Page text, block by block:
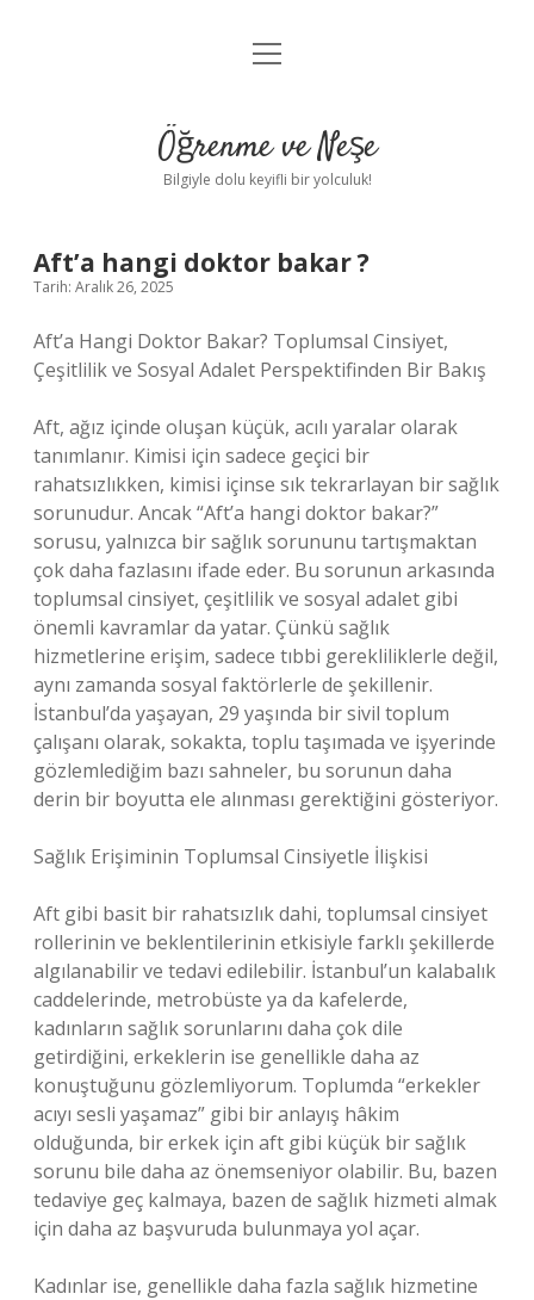
Anasayfa
Yasal Uyarı
menüyü
Öğrenme ve Neşe
Bilgiyle dolu keyifli bir yolculuk!
Aft’a hangi doktor bakar ?
Tarih: Aralık 26, 2025
Aft’a Hangi Doktor Bakar? Toplumsal Cinsiyet,
Çeşitlilik ve Sosyal Adalet Perspektifinden Bir Bakış
Aft, ağız içinde oluşan küçük, acılı yaralar olarak
tanımlanır. Kimisi için sadece geçici bir
rahatsızlıkken, kimisi içinse sık tekrarlayan bir sağlık
sorunudur. Ancak “Aft’a hangi doktor bakar?”
sorusu, yalnızca bir sağlık sorununu tartışmaktan
çok daha fazlasını ifade eder. Bu sorunun arkasında
toplumsal cinsiyet, çeşitlilik ve sosyal adalet gibi
önemli kavramlar da yatar. Çünkü sağlık
hizmetlerine erişim, sadece tıbbi gerekliliklerle değil,
aynı zamanda sosyal faktörlerle de şekillenir.
İstanbul’da yaşayan, 29 yaşında bir sivil toplum
çalışanı olarak, sokakta, toplu taşımada ve işyerinde
gözlemlediğim bazı sahneler, bu sorunun daha
derin bir boyutta ele alınması gerektiğini gösteriyor.
Sağlık Erişiminin Toplumsal Cinsiyetle İlişkisi
Aft gibi basit bir rahatsızlık dahi, toplumsal cinsiyet
rollerinin ve beklentilerinin etkisiyle farklı şekillerde
algılanabilir ve tedavi edilebilir. İstanbul’un kalabalık
caddelerinde, metrobüste ya da kafelerde,
kadınların sağlık sorunlarını daha çok dile
getirdiğini, erkeklerin ise genellikle daha az
konuştuğunu gözlemliyorum. Toplumda “erkekler
acıyı sesli yaşamaz” gibi bir anlayış hâkim
olduğunda, bir erkek için aft gibi küçük bir sağlık
sorunu bile daha az önemseniyor olabilir. Bu, bazen
tedaviye geç kalmaya, bazen de sağlık hizmeti almak
için daha az başvuruda bulunmaya yol açar.
Kadınlar ise, genellikle daha fazla sağlık hizmetine